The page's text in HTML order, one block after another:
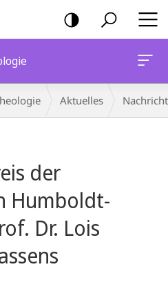
Aktuelles
der
Humboldt-
Dr. Lois